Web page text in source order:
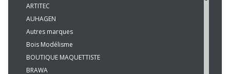
ARTITEC
AUHAGEN
Autres marques
Bois Modélisme
BOUTIQUE MAQUETTISTE
BRAWA